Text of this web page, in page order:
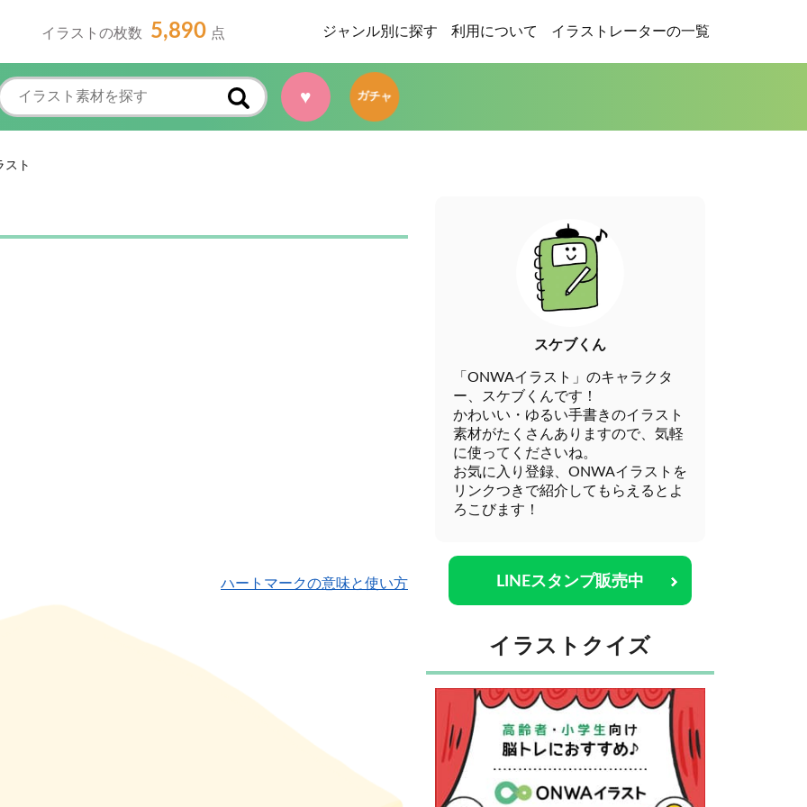
イラストの枚数 5,890 点 ジャンル別に探す 利用について イラストレーターの一覧
♥ ガチャ
スト
ハートマークの意味と使い方
スケブくん
「ONWAイラスト」のキャラクタ
ー、スケブくんです！
かわいい・ゆるい手書きのイラスト
素材がたくさんありますので、気軽
に使ってくださいね。
お気に入り登録、ONWAイラストを
リンクつきで紹介してもらえるとよ
ろこびます！
LINEスタンプ販売中
イラストクイズ